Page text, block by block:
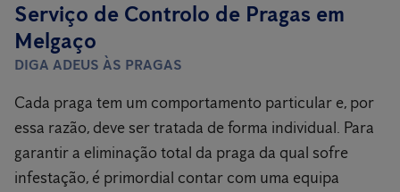
Serviço de Controlo de Pragas em
Melgaço
DIGA ADEUS ÀS PRAGAS
Cada praga tem um comportamento particular e, por
essa razão, deve ser tratada de forma individual. Para
garantir a eliminação total da praga da qual sofre
infestação, é primordial contar com uma equipa